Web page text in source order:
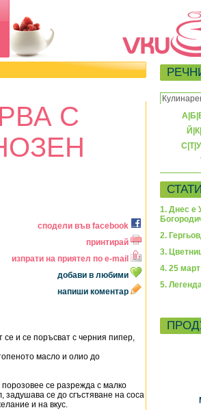
С
сподели във facebook
принтирай
изпрати на приятел по e-mail
добави в любими
напиши коментар
се и се поръсват с черния пипер,
масло и олио до
се разрежда с малко
задушава се до сгъстяване на соса
и на вкус.
А Б
Й К|
С Т|У|
1. Днес е
2.
3.
4. 25
5.